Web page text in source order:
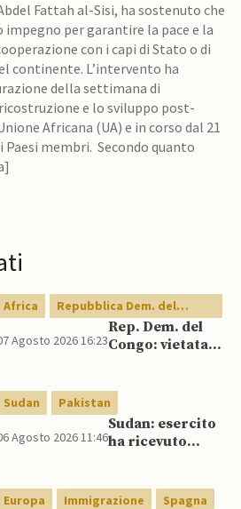
Fattah al-Sisi, ha sostenuto che
impegno per garantire la pace e la
con i capi di Stato o di
continente. L’intervento ha
della settimana di
e lo sviluppo post-
Africana (UA) e in corso dal 21
Secondo quanto
Africa
Repubblica Dem. del
Congo
Agosto 2026 16:23
Rep. Dem. del
Congo: vietata
rame e cobalto
Sudan Pakistan
Agosto 2026 11:46
Sudan: esercito
ha ricevuto
Pakistan
Europa Immigrazione Spagna